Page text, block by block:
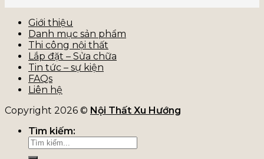
Giới thiệu
Danh mục sản phẩm
Thi công nội thất
Lắp đặt – Sửa chữa
Tin tức – sự kiện
FAQs
Liên hệ
Copyright 2026 © Nội Thất Xu Hướng
Tìm kiếm: